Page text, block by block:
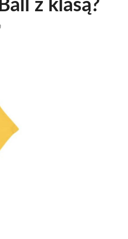
z klasą?